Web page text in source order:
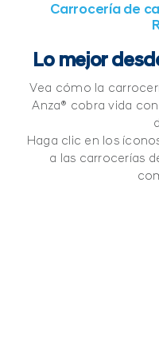
Carrocería de
Lo mejor
Vea cómo la
Anza® cobra vida
Haga clic en los
a las carrocerías